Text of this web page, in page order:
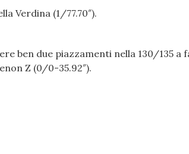
Verdina (1/77.70″).
ben due piazzamenti nella 130/135 a
Z (0/0-35.92″).